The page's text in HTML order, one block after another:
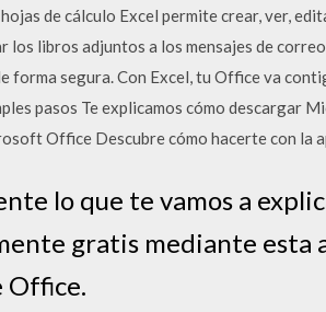
de cálculo Excel permite crear, ver,
los libros adjuntos a los mensajes de
forma segura. Con Excel, tu Office va
pasos Te explicamos cómo descargar
Office Descubre cómo hacerte con
lo que te vamos a
gratis mediante esta
Office.